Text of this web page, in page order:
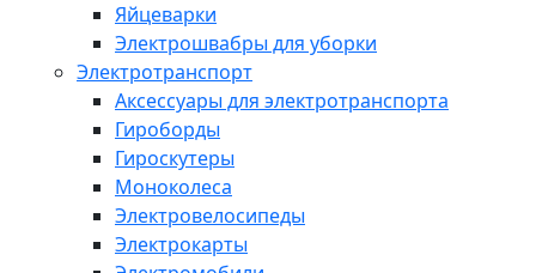
Яйцеварки
Электрошвабры для уборки
Электротранспорт
Аксессуары для электротранспорта
Гироборды
Гироскутеры
Моноколеса
Электровелосипеды
Электрокарты